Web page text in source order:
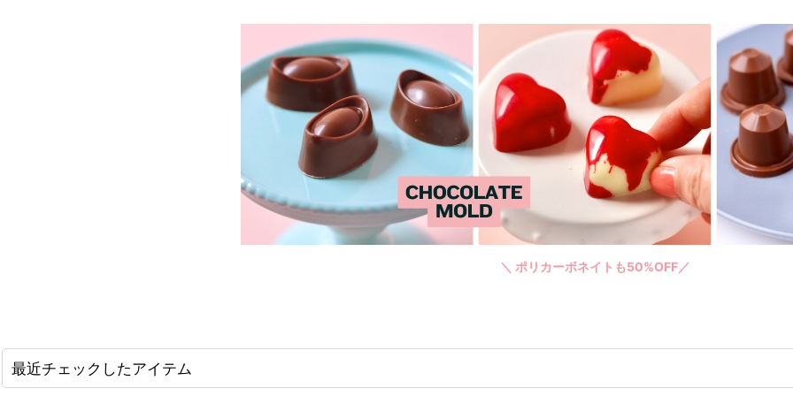
＼ ポリカーボネイトも50%OFF／
最近チェックしたアイテム